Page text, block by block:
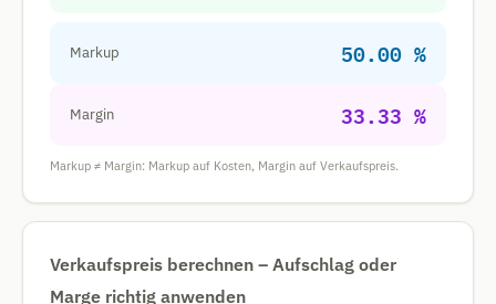
Markup 50.00 %
Margin 33.33 %
Markup ≠ Margin: Markup auf Kosten, Margin auf Verkaufspreis.
Verkaufspreis berechnen – Aufschlag oder
Marge richtig anwenden